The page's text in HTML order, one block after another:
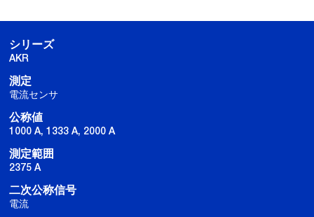
シリーズ
AKR
測定
電流センサ
公称値
1000 A, 1333 A, 2000 A
測定範囲
2375 A
二次公称信号
電流